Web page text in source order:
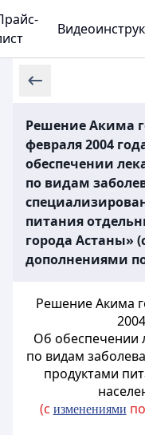
Решение Акима
февраля 2004
обеспечении
по видам
питания
города Астаны»
дополнениями по
Решение Акима
Об обеспечении
по видам
продуктами
(с изменениями